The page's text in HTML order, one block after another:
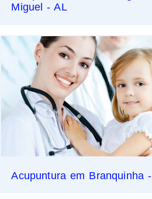
Miguel - AL
Acupuntura em Branquinha